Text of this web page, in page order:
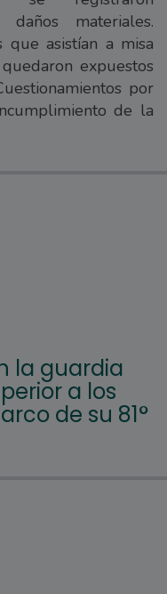
daños materiales.
que asistían a misa
expuestos
por
de la
la guardia
a los
de su 81°